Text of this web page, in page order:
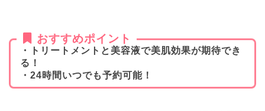
おすすめポイント
・トリートメントと美容液で美肌効果が期待でき
る！
・24時間いつでも予約可能！